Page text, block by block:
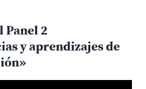
Panel 2
y aprendizajes de